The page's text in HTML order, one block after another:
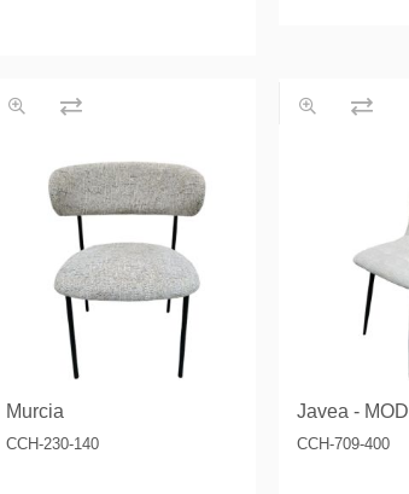
Murcia
CCH-230-140
Javea - MOD
CCH-709-400